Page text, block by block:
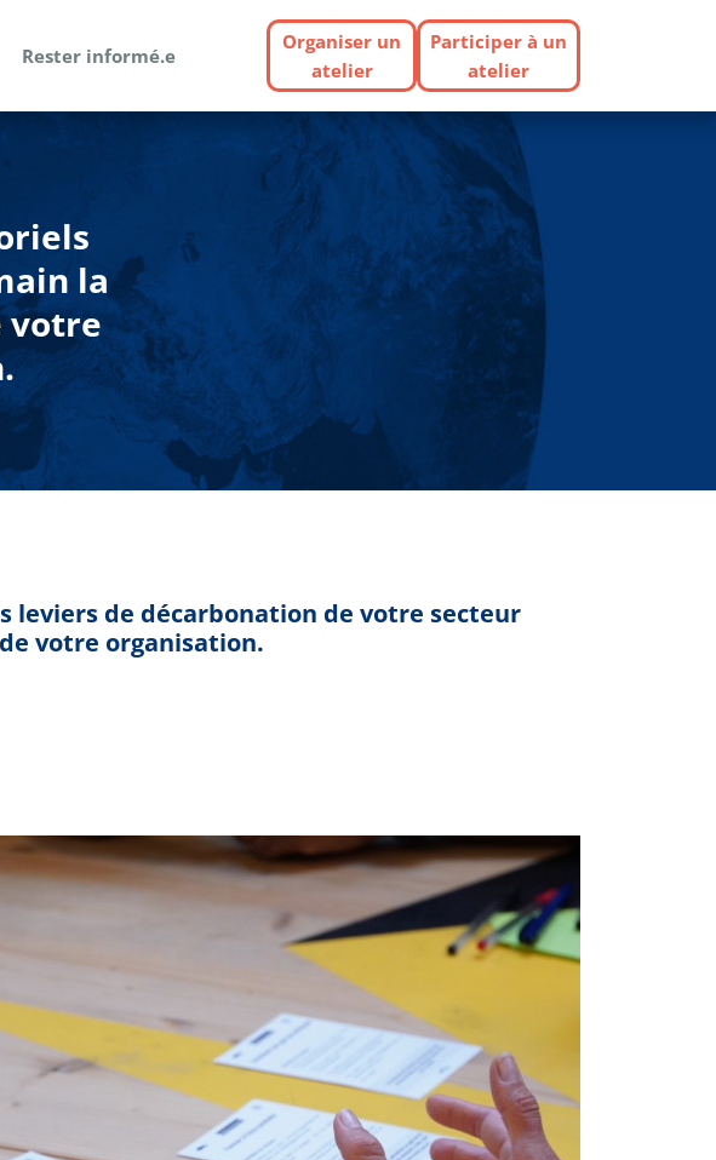
Rester informé.e
Organiser un
atelier
Participer à un
atelier
la
votre
leviers de décarbonation de votre secteur
votre organisation.